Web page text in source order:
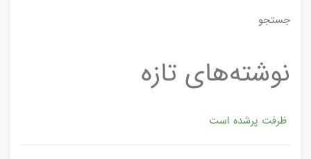
جستجو
نوشته‌های تازه
ظرفت پرشده‌ است